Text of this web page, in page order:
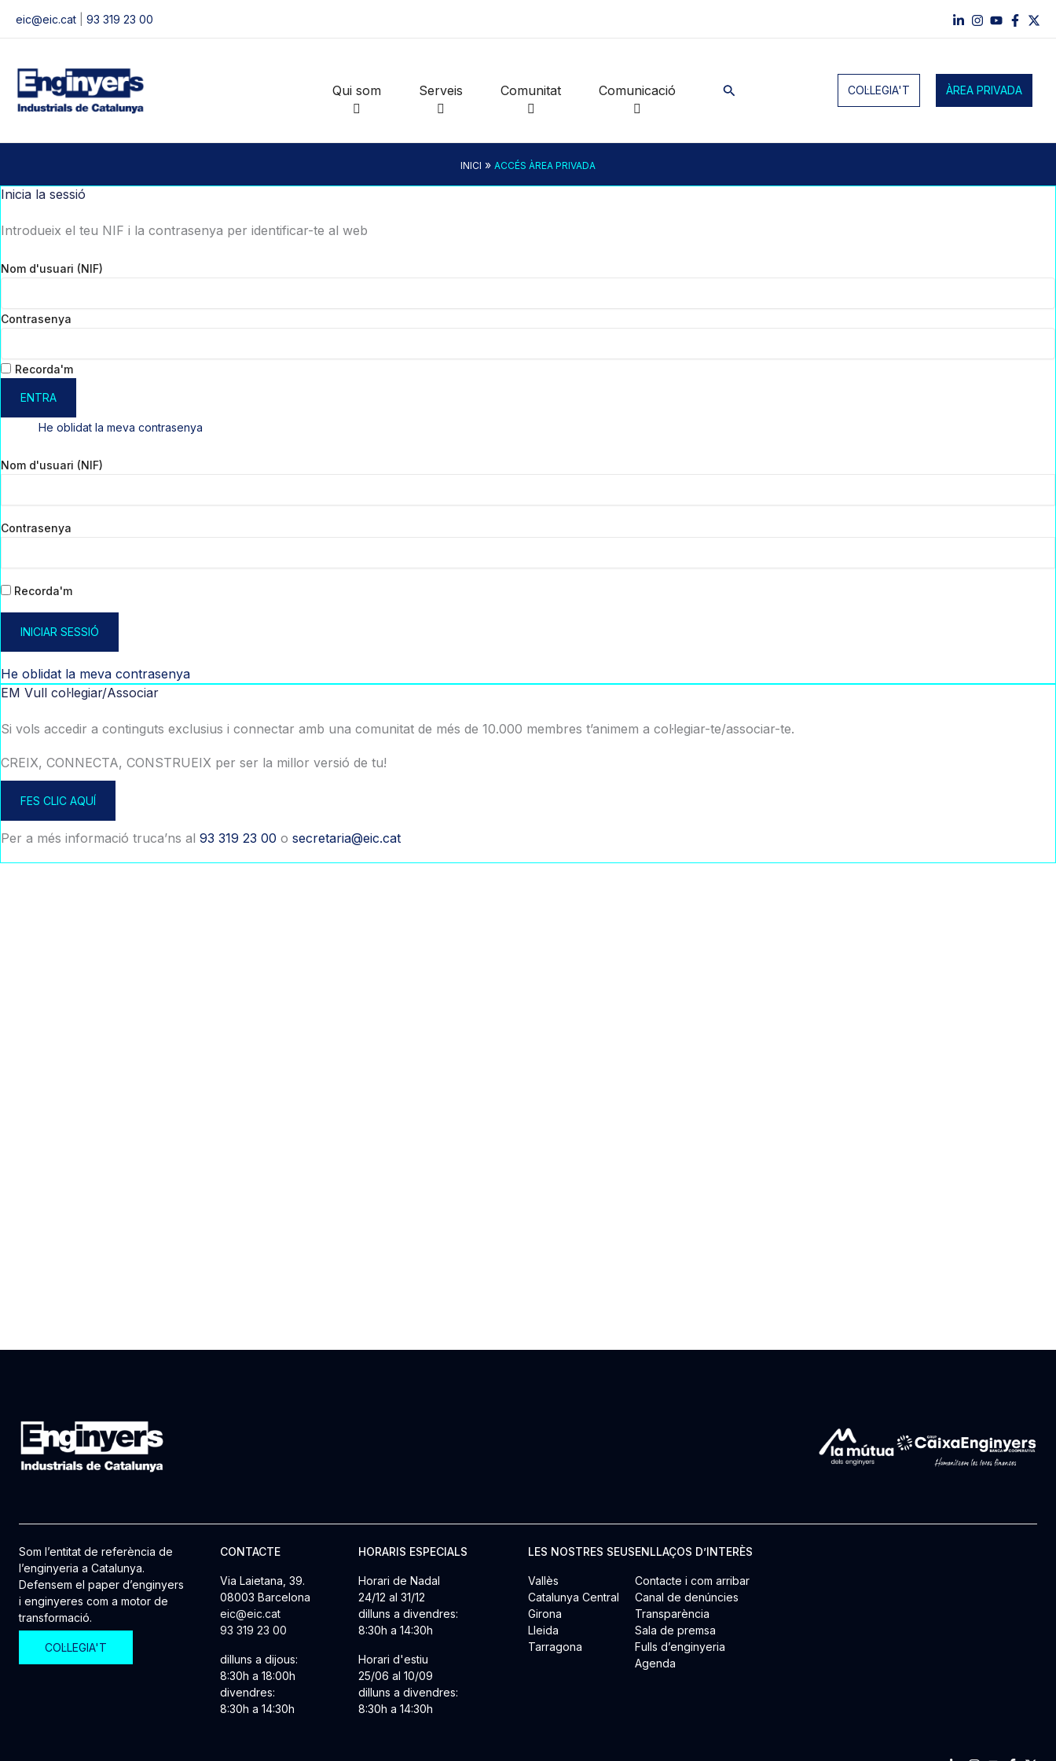
eic@eic.cat 93 319 23 00
Qui som Serveis Comunitat Comunicació Cerca COL·LEGIA'T ÀREA PRIVADA
INICI » ACCÉS ÀREA PRIVADA
Inicia la sessió
Introdueix el teu NIF i la contrasenya per identificar-te al web
Nom d'usuari (NIF)
Contrasenya
Recorda'm
ENTRA
He oblidat la meva contrasenya
Nom d'usuari (NIF)
Contrasenya
Recorda'm
INICIAR SESSIÓ
He oblidat la meva contrasenya
EM Vull col·legiar/Associar
Si vols accedir a continguts exclusius i connectar amb una comunitat de més de 10.000 membres t’animem a col·legiar-te/associar-te.
CREIX, CONNECTA, CONSTRUEIX per ser la millor versió de tu!
FES CLIC AQUÍ
Per a més informació truca’ns al 93 319 23 00 o secretaria@eic.cat
Som l’entitat de referència de
l’enginyeria a Catalunya.
Defensem el paper d’enginyers
i enginyeres com a motor de
transformació.
COL·LEGIA'T
CONTACTE
Via Laietana, 39.
08003 Barcelona
eic@eic.cat
93 319 23 00
dilluns a dijous:
8:30h a 18:00h
divendres:
8:30h a 14:30h
HORARIS ESPECIALS
Horari de Nadal
24/12 al 31/12
dilluns a divendres:
8:30h a 14:30h
Horari d'estiu
25/06 al 10/09
dilluns a divendres:
8:30h a 14:30h
LES NOSTRES SEUS
Vallès
Catalunya Central
Girona
Lleida
Tarragona
ENLLAÇOS D’INTERÈS
Contacte i com arribar
Canal de denúncies
Transparència
Sala de premsa
Fulls d’enginyeria
Agenda